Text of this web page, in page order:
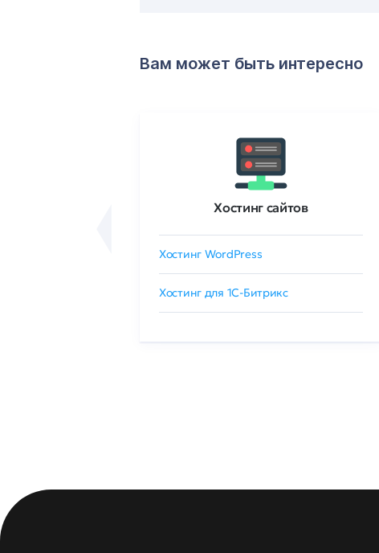
Вам может быть интересно
Хостинг сайтов
Хостинг WordPress
Хостинг для 1C-Битрикс